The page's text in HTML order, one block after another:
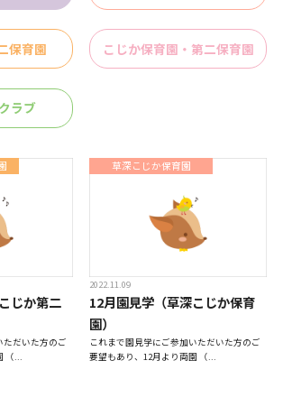
草深こじか保育園
（幼保連携型認定こども園）
保育園 こじか保育園・第二保育園
ラブ
じか第二
ただいた方のご
（...
草深こじか保育園
2022.11.09
12月園見学（草深こじか保育
園）
これまで園見学にご参加いただいた方のご
要望もあり、12月より両園 （...